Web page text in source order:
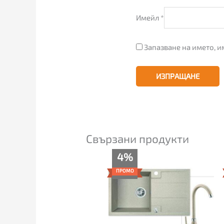
Имейл *
Запазване на името,
Свързани продукти
4%
ПРОМО was:
239.00€.
е: